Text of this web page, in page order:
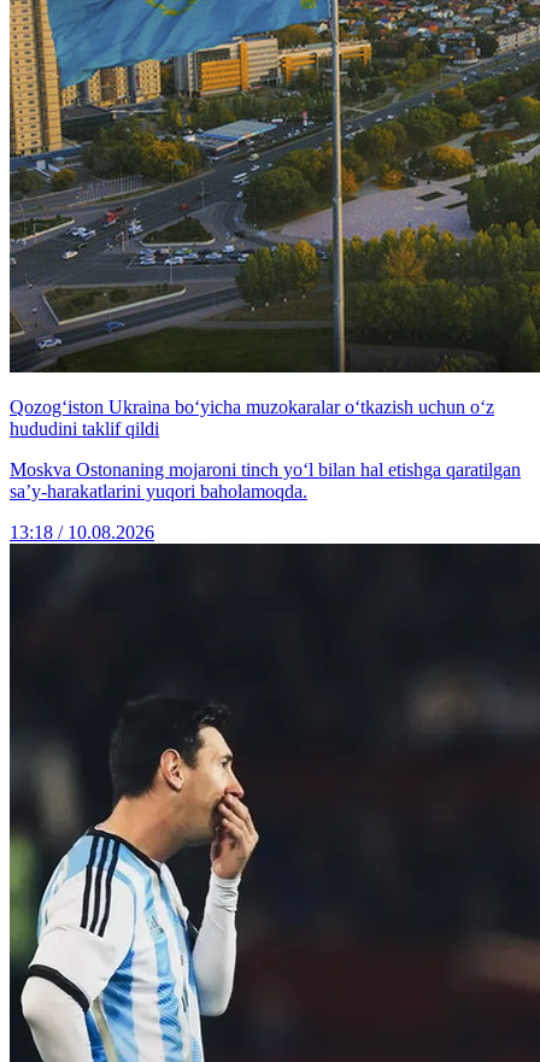
Qozog‘iston Ukraina bo‘yicha muzokaralar o‘tkazish uchun o‘z
hududini taklif qildi
Moskva Ostonaning mojaroni tinch yo‘l bilan hal etishga qaratilgan
sa’y-harakatlarini yuqori baholamoqda.
13:18 / 10.08.2026